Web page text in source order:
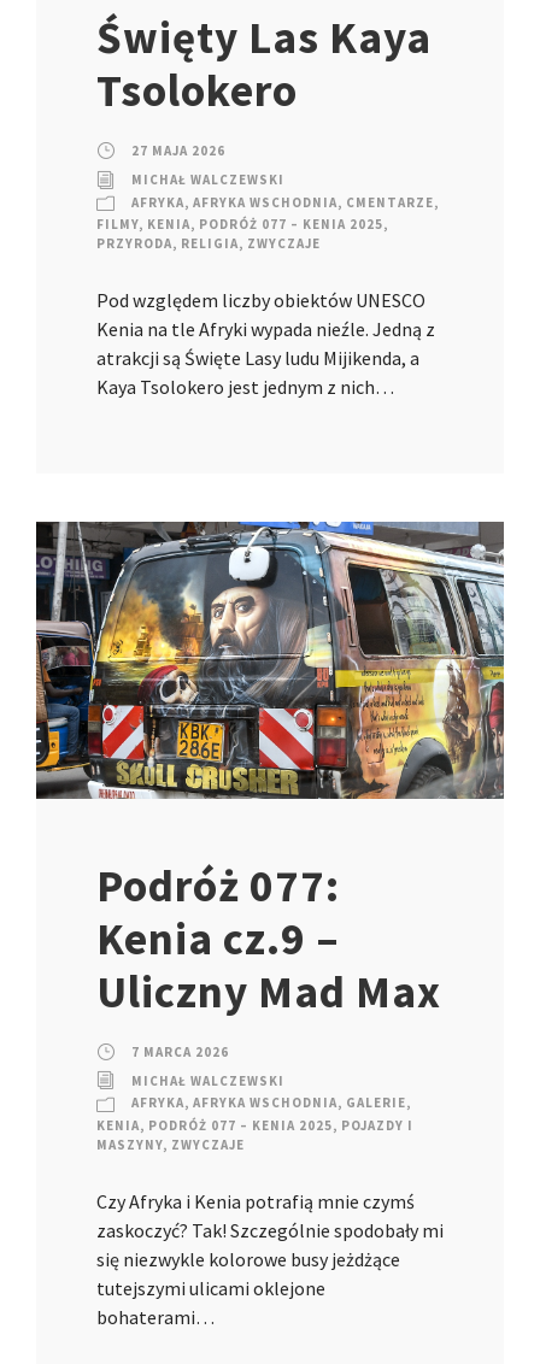
Święty Las Kaya
Tsolokero
27 MAJA 2026
MICHAŁ WALCZEWSKI
AFRYKA, AFRYKA WSCHODNIA, CMENTARZE,
FILMY, KENIA, PODRÓŻ 077 – KENIA 2025,
PRZYRODA, RELIGIA, ZWYCZAJE
Pod względem liczby obiektów UNESCO
Kenia na tle Afryki wypada nieźle. Jedną z
atrakcji są Święte Lasy ludu Mijikenda, a
Kaya Tsolokero jest jednym z nich…
Podróż 077:
Kenia cz.9 –
Uliczny Mad Max
7 MARCA 2026
MICHAŁ WALCZEWSKI
AFRYKA, AFRYKA WSCHODNIA, GALERIE,
KENIA, PODRÓŻ 077 – KENIA 2025, POJAZDY I
MASZYNY, ZWYCZAJE
Czy Afryka i Kenia potrafią mnie czymś
zaskoczyć? Tak! Szczególnie spodobały mi
się niezwykle kolorowe busy jeżdżące
tutejszymi ulicami oklejone
bohaterami…